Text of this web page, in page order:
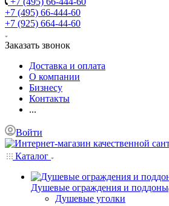
+7 (495) 66-444-60
+7 (925) 664-44-60
Заказать звонок
Доставка и оплата
О компании
Бизнесу
Контакты
...
Войти
Каталог
Душевые ограждения и поддоны
Душевые уголки